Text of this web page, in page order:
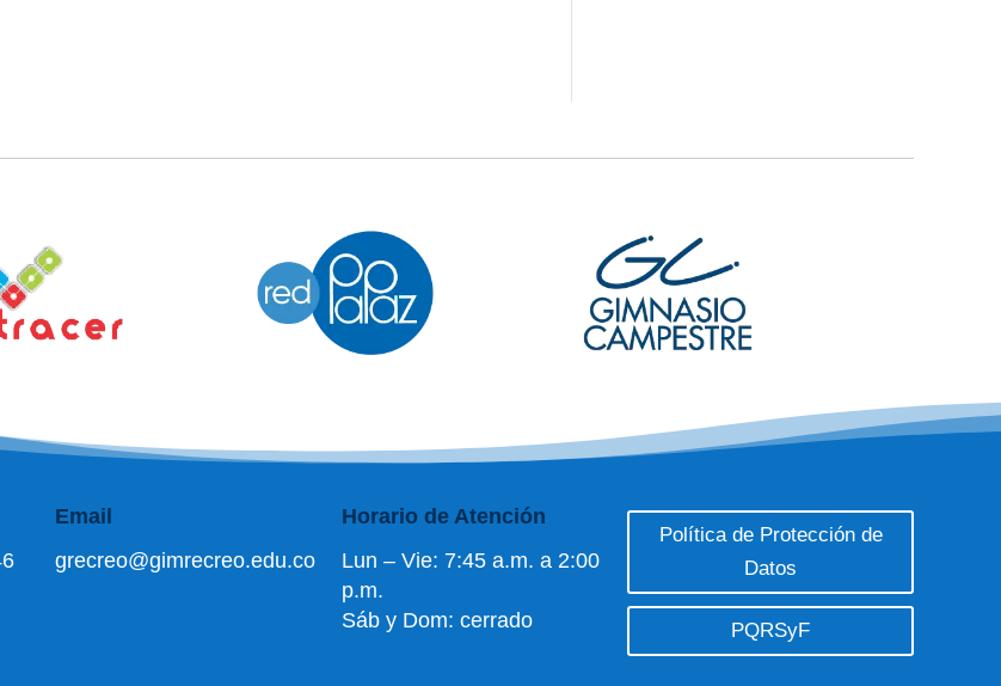
Email
grecreo@gimrecreo.edu.co
Horario de Atención
Lun – Vie: 7:45 a.m. a 2:00
p.m.
Sáb y Dom: cerrado
Política de Protección de
Datos
PQRSyF